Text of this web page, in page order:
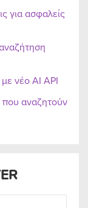
για ασφαλείς
νέο AI API
αναζητούν